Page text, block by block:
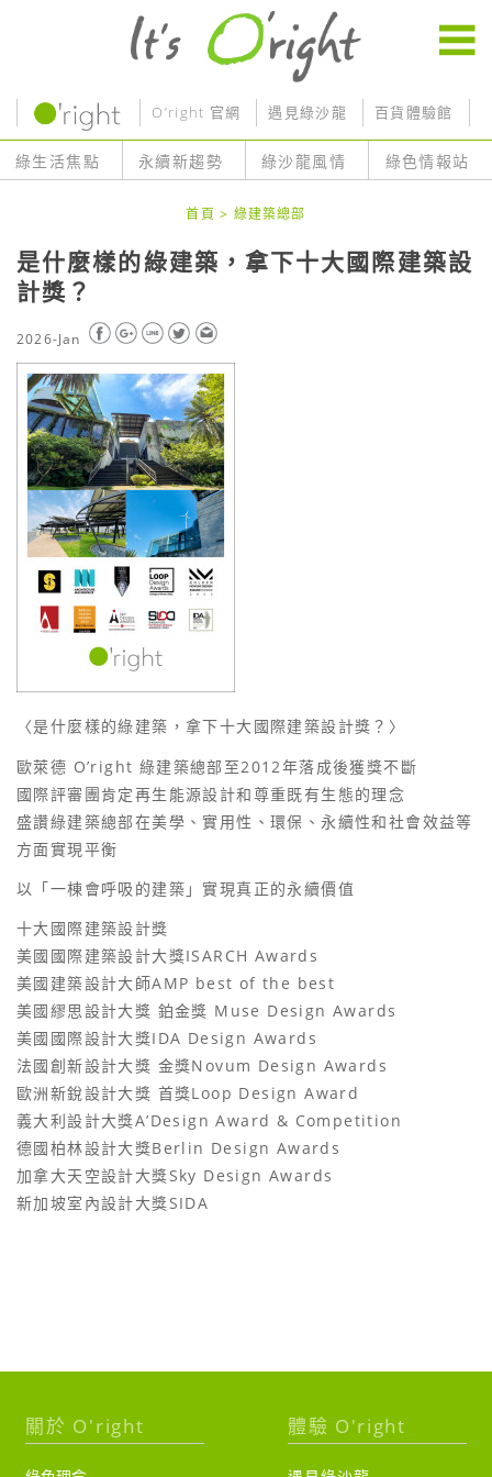
O’right 官網 遇見綠沙龍 百貨體驗館
綠生活焦點 永續新趨勢 綠沙龍風情 綠色情報站
首頁 > 綠建築總部
是什麼樣的綠建築，拿下十大國際建築設
計獎？
2026-Jan
〈是什麼樣的綠建築，拿下十大國際建築設計獎？〉
歐萊德 O’right 綠建築總部至2012年落成後獲獎不斷
國際評審團肯定再生能源設計和尊重既有生態的理念
盛讚綠建築總部在美學、實用性、環保、永續性和社會效益等
方面實現平衡
以「一棟會呼吸的建築」實現真正的永續價值
十大國際建築設計獎
美國國際建築設計大獎ISARCH Awards
美國建築設計大師AMP best of the best
美國繆思設計大獎 鉑金獎 Muse Design Awards
美國國際設計大獎IDA Design Awards
法國創新設計大獎 金獎Novum Design Awards
歐洲新銳設計大獎 首獎Loop Design Award
義大利設計大獎A’Design Award & Competition
德國柏林設計大獎Berlin Design Awards
加拿大天空設計大獎Sky Design Awards
新加坡室內設計大獎SIDA
關於 O'right 體驗 O'right